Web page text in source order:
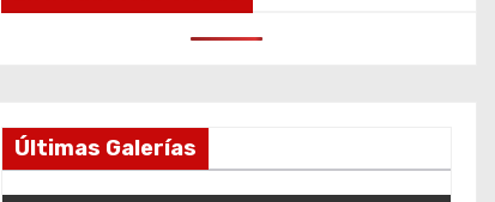
Últimas Galerías